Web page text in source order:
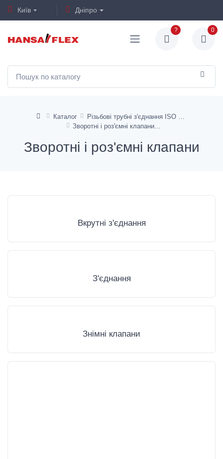
Київ Дніпро
? 0
Каталог
Зворотні і роз'ємні клапани
Зворотні і роз'ємні клапани
Вкрутні з'єднання
З'єднання
Знімні клапани